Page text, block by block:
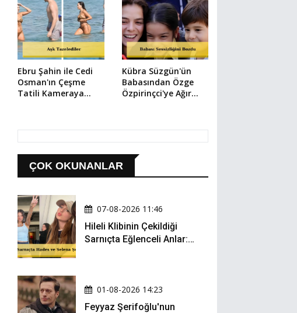
Ebru Şahin ile Cedi
Osman'ın Çeşme
Tatili Kameraya
Kübra Süzgün'ün
Babasından Özge
Özpirinçci'ye Ağır
ÇOK OKUNANLAR
07-08-2026 11:46
Hileli Klibinin Çekildiği
Sarnıçta Eğlenceli Anlar:
01-08-2026 14:23
Feyyaz Şerifoğlu'nun